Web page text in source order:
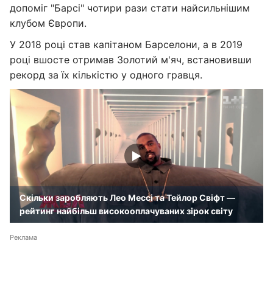
допоміг "Барсі" чотири рази стати найсильнішим
клубом Європи.
У 2018 році став капітаном Барселони, а в 2019
році вшосте отримав Золотий м'яч, встановивши
рекорд за їх кількістю у одного гравця.
Скільки заробляють Лео Мессі та Тейлор Свіфт —
рейтинг найбільш високооплачуваних зірок світу
Реклама